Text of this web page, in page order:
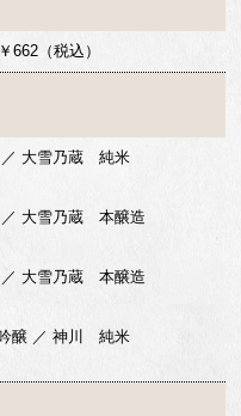
（税込）
大雪乃蔵 純米
大雪乃蔵 本醸造
大雪乃蔵 本醸造
醸 ／ 神川 純米